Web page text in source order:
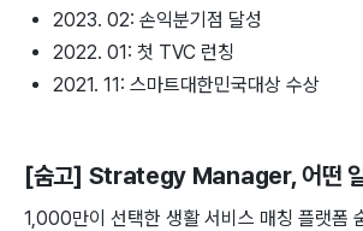
2023. 02: 손익분기점 달성
2022. 01: 첫 TVC 런칭
2021. 11: 스마트대한민국대상 수상
[숨고] Strategy Manager, 어떤
1,000만이 선택한 생활 서비스 매칭 플랫폼